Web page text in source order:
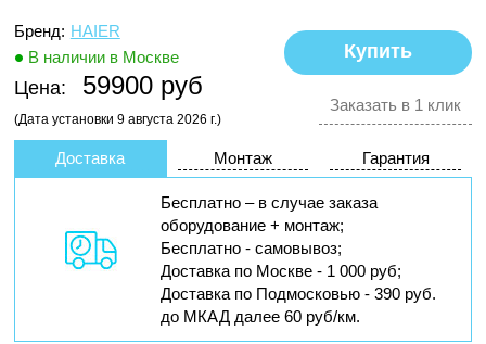
Бренд: HAIER
В наличии в Москве
Цена: 59900 руб
(Дата установки 9 августа 2026 г.)
Заказать в 1 клик
Доставка Монтаж Гарантия
Бесплатно – в случае заказа
оборудование + монтаж;
Бесплатно - самовывоз;
Доставка по Москве - 1 000 руб;
Доставка по Подмосковью - 390 руб.
до МКАД далее 60 руб/км.